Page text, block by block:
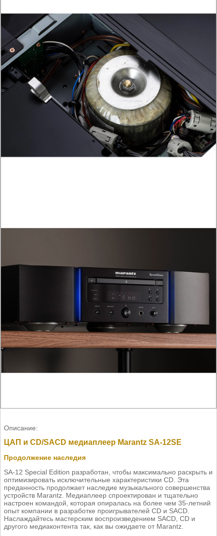
Описание:
ЦАП и CD/SACD медиаплеер Marantz SA-12SE
Продолжение наследия
SA-12 Special Edition разработан, чтобы максимально раскрыть и
оптимизировать исключительные характеристики CD. Эта
преданность продолжает наследие музыкального совершенства
устройств Marantz. Медиаплеер спроектирован и тщательно
настроен командой, которая опиралась на более чем 35-летний
опыт компании в разработке проигрывателей CD и SACD.
Наслаждайтесь мастерским воспроизведением SACD, CD и
другого медиаконтента так, как вы ожидаете от Marantz.